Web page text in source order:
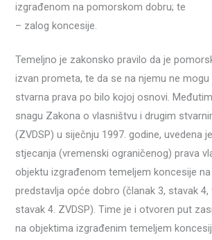
izgrađenom na pomorskom dobru; te
– zalog koncesije.
Temeljno je zakonsko pravilo da je
izvan prometa, te da se na njemu ne
stvarna prava po bilo kojoj osnovi.
snagu Zakona o vlasništvu i drugim
(ZVDSP) u siječnju 1997. godine, uvedena
stjecanja (vremenski ograničenog) prava
objektu izgrađenom temeljem koncesije
predstavlja opće dobro (članak 3, stavak 4,
stavak 4. ZVDSP). Time je i otvoren put
na objektima izgrađenim temeljem